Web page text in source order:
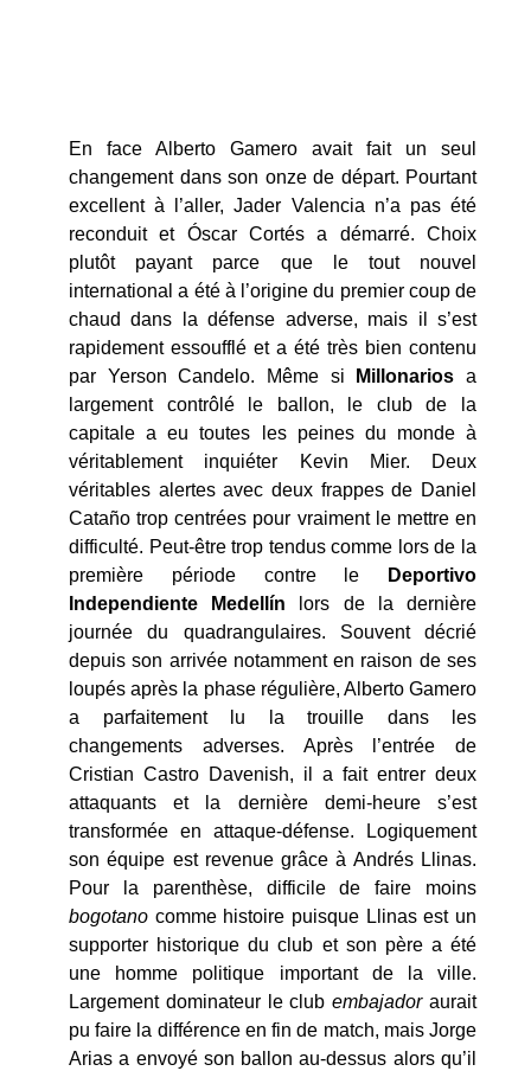
En face Alberto Gamero avait fait un seul
changement dans son onze de départ. Pourtant
excellent à l’aller, Jader Valencia n’a pas été
reconduit et Óscar Cortés a démarré. Choix
plutôt payant parce que le tout nouvel
international a été à l’origine du premier coup de
chaud dans la défense adverse, mais il s’est
rapidement essoufflé et a été très bien contenu
par Yerson Candelo. Même si
Millonarios a
largement contrôlé le ballon, le club de la
capitale a eu toutes les peines du monde à
véritablement inquiéter Kevin Mier. Deux
véritables alertes avec deux frappes de Daniel
Cataño trop centrées pour vraiment le mettre en
difficulté. Peut-être trop tendus comme lors de la
première période contre le
Deportivo
Independiente Medellín lors de la dernière
journée du quadrangulaires. Souvent décrié
depuis son arrivée notamment en raison de ses
loupés après la phase régulière, Alberto Gamero
a parfaitement lu la trouille dans les
changements adverses. Après l’entrée de
Cristian Castro Davenish, il a fait entrer deux
attaquants et la dernière demi-heure s’est
transformée en attaque-défense. Logiquement
son équipe est revenue grâce à Andrés Llinas.
Pour la parenthèse, difficile de faire moins
bogotano comme histoire puisque Llinas est un
supporter historique du club et son père a été
une homme politique important de la ville.
Largement dominateur le clubembajadoraurait
pu faire la différence en fin de match, mais Jorge
Arias a envoyé son ballon au-dessus alors qu’il